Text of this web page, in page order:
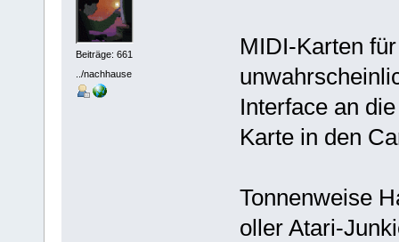
Beiträge: 661
../nachhause
MIDI-Karten
Interface an
Karte in den
Tonnenweise
oller Atari-